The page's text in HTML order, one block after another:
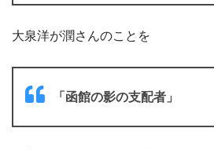
大泉洋が潤さんのことを
「函館の影の支配者」